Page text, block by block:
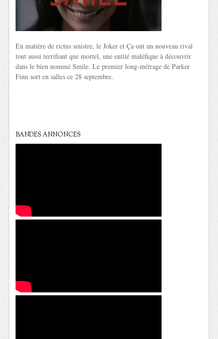
En matière de rictus sinistre, le Joker et Ça ont un nouveau rival
tout aussi terrifiant que mortel, une entité maléfique à découvrir
dans le bien nommé Smile. Le premier long-métrage de Parker
Finn sort en salles ce 28 septembre.
BANDES ANNONCES